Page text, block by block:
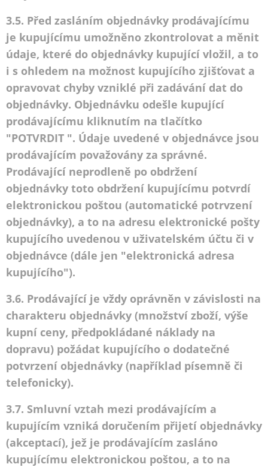
3.5. Před zasláním objednávky prodávajícímu
je kupujícímu umožněno zkontrolovat a měnit
údaje, které do objednávky kupující vložil, a to
i s ohledem na možnost kupujícího zjišťovat a
opravovat chyby vzniklé při zadávání dat do
objednávky. Objednávku odešle kupující
prodávajícímu kliknutím na tlačítko
"POTVRDIT ". Údaje uvedené v objednávce jsou
prodávajícím považovány za správné.
Prodávající neprodleně po obdržení
objednávky toto obdržení kupujícímu potvrdí
elektronickou poštou (automatické potrvzení
objednávky), a to na adresu elektronické pošty
kupujícího uvedenou v uživatelském účtu či v
objednávce (dále jen "elektronická adresa
kupujícího").
3.6. Prodávající je vždy oprávněn v závislosti na
charakteru objednávky (množství zboží, výše
kupní ceny, předpokládané náklady na
dopravu) požádat kupujícího o dodatečné
potvrzení objednávky (například písemně či
telefonicky).
3.7. Smluvní vztah mezi prodávajícím a
kupujícím vzniká doručením přijetí objednávky
(akceptací), jež je prodávajícím zasláno
kupujícímu elektronickou poštou, a to na